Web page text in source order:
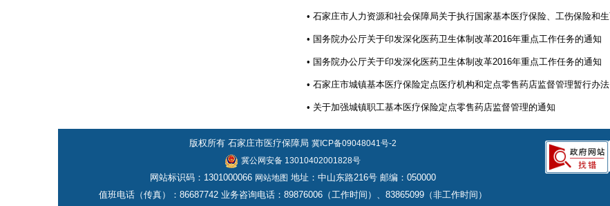
• 国务院办公厅关于印发深化医药卫生体制改革2016年重点工作任务的通知
• 国务院办公厅关于印发深化医药卫生体制改革2016年重点工作任务的通知
• 石家庄市城镇基本医疗保险定点医疗机构和定点零售药店监督管理暂行办法
• 关于加强城镇职工基本医疗保险定点零售药店监督管理的通知